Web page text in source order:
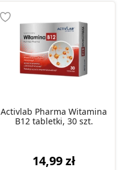
Activlab Pharma Witamina
B12 tabletki, 30 szt.
14,99 zł